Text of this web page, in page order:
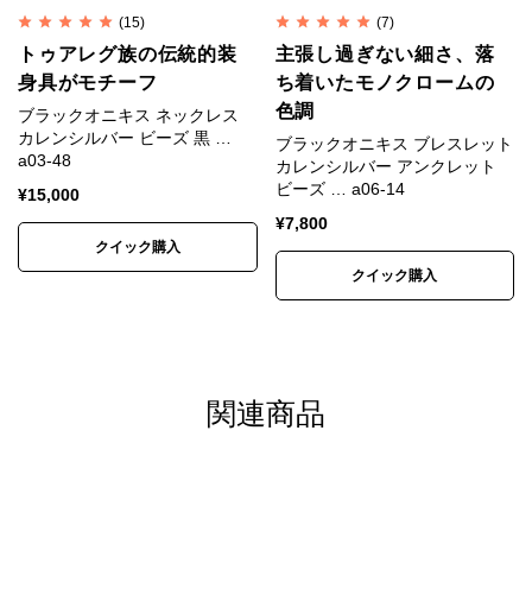
す。
※昨今の銀価格高騰と相場の大きな変動を受け、仕入
れ時点の銀相場をもとに価格を設定しています。
素材 SV950(銀純度95%)
直径約26mm×幅約6.5mm×厚さ約2.5mm（23
号） 約11g
21号～23号で調整可 掲載写真は17号
カレンシルバー
(15)
トゥアレグ族の伝統的装
身具がモチーフ
ブラックオニキス ネックレス
カレンシルバー ビーズ 黒 …
a03-48
¥15,000
クイック購入
(7)
主張し過ぎない細さ、落
ち着いたモノクロームの
色調
ブラックオニキス ブレスレット
カレンシルバー アンクレット
ビーズ … a06-14
¥7,800
クイック購入
関連商品